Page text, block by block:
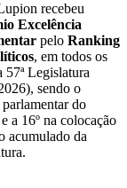
recebeu
Excelência
pelo Ranking
, em todos os
57ª Legislatura
sendo o
do
a 16º na colocação
acumulado da